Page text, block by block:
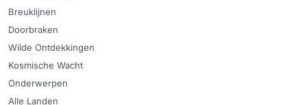
Breuklijnen
Doorbraken
Wilde Ontdekkingen
Kosmische Wacht
Onderwerpen
Alle Landen